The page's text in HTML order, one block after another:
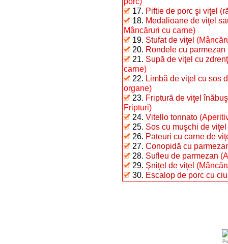
17. Piftie de porc şi viţel
18. Medalioane de viţel
Mâncăruri cu carne)
19. Stufat de viţel
20. Rondele cu parmezan
21. Supă de viţel cu
carne)
22. Limbă de viţel cu sos
organe)
23. Friptură de viţel
Fripturi)
24. Vitello tonnato
25. Sos cu muşchi de viţel
26. Pateuri cu carne de
27. Conopidă cu
28. Sufleu de parmezan
29. Şniţel de viţel
30. Escalop de porc cu